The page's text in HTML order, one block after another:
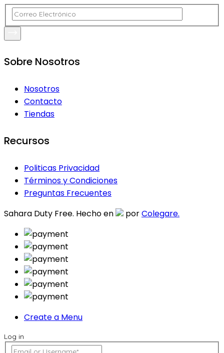
Sobre Nosotros
Nosotros
Contacto
Tiendas
Recursos
Politicas Privacidad
Términos y Condiciones
Preguntas Frecuentes
Sahara Duty Free. Hecho en
porColegare.
Create a Menu
Log in